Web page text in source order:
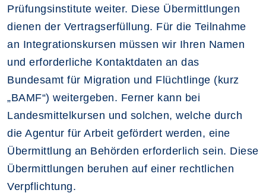
Prüfungsinstitute weiter. Diese Übermittlungen
dienen der Vertragserfüllung. Für die Teilnahme
an Integrationskursen müssen wir Ihren Namen
und erforderliche Kontaktdaten an das
Bundesamt für Migration und Flüchtlinge (kurz
„BAMF“) weitergeben. Ferner kann bei
Landesmittelkursen und solchen, welche durch
die Agentur für Arbeit gefördert werden, eine
Übermittlung an Behörden erforderlich sein. Diese
Übermittlungen beruhen auf einer rechtlichen
Verpflichtung.